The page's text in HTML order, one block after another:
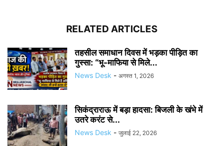
RELATED ARTICLES
तहसील समाधान दिवस में भड़का पीड़ित का
गुस्सा: “भू-माफिया से मिले...
News Desk - अगस्त 1, 2026
सिकंद्राराऊ में बड़ा हादसा: बिजली के खंभे में
उतरे करंट से...
News Desk - जुलाई 22, 2026